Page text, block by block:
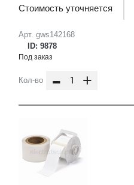
Арт. gws142168
ID: 9878
Стоимость уточняется
Под заказ
Кол-во - +